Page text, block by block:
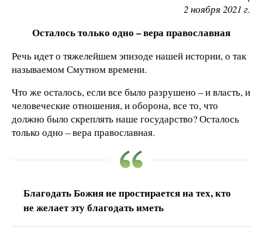
2 ноября 2021 г.
Осталось только одно – вера православная
Речь идет о тяжелейшем эпизоде нашей истории, о так
называемом Смутном времени.
Что же осталось, если все было разрушено – и власть, и
человеческие отношения, и оборона, все то, что
должно было скреплять наше государство? Осталось
только одно – вера православная.
Благодать Божия не простирается на тех, кто
не желает эту благодать иметь